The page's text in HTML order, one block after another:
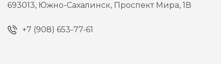
693013, Южно-Сахалинск, Проспект Мира, 1В
+7 (908) 653-77-61